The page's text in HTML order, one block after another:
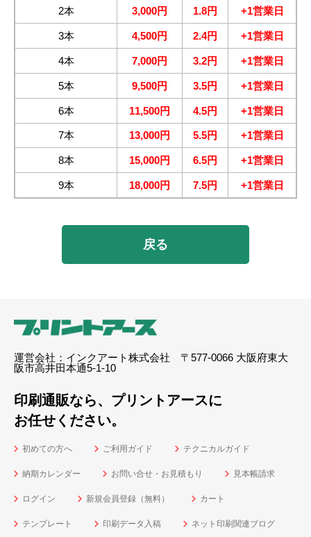
2本 3,000円 1.8円 +1営業日
3本 4,500円 2.4円 +1営業日
4本 7,000円 3.2円 +1営業日
5本 9,500円 3.5円 +1営業日
6本 11,500円 4.5円 +1営業日
7本 13,000円 5.5円 +1営業日
8本 15,000円 6.5円 +1営業日
9本 18,000円 7.5円 +1営業日
戻る
運営会社：インクアート株式会社 〒577-0066 大阪府東大
阪市高井田本通5-1-10
印刷通販なら、プリントアースに
お任せください。
初めての方へ ご利用ガイド テクニカルガイド
納期カレンダー お問い合せ・お見積もり 見本帳請求
ログイン 新規会員登録（無料） カート
テンプレート 印刷データ入稿 ネット印刷関連ブログ